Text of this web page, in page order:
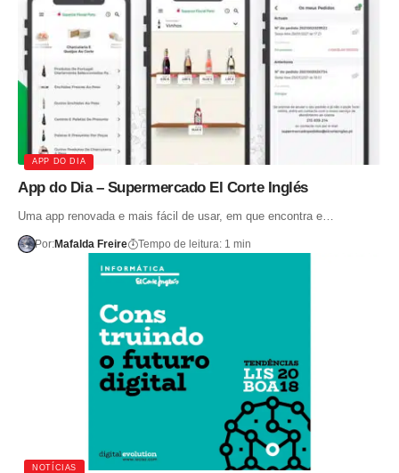
APP DO DIA
App do Dia – Supermercado El Corte Inglés
Uma app renovada e mais fácil de usar, em que encontra e…
Por:Mafalda Freire Tempo de leitura: 1 min
NOTÍCIAS